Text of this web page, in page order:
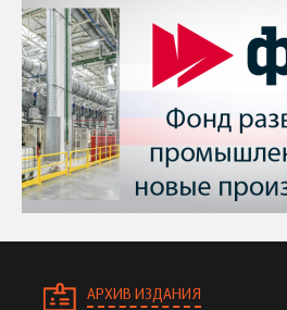
АРХИВ ИЗДАНИЯ